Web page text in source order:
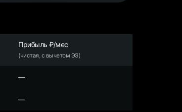
Прибыль ₽/мес
(чистая, с вычетом ЭЭ)
—
—